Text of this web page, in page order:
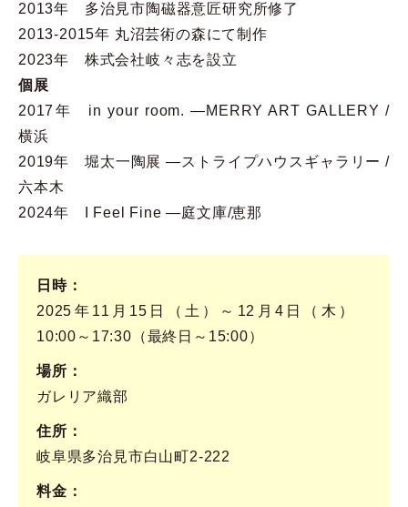
2013年 多治見市陶磁器意匠研究所修了
2013-2015年 丸沼芸術の森にて制作
2023年 株式会社岐々志を設立
個展
2017年 in your room. ―MERRY ART GALLERY /
横浜
2019年 堀太一陶展 ―ストライプハウスギャラリー /
六本木
2024年 I Feel Fine ―庭文庫/恵那
日時
2025年11月15日（土）～12月4日（木）
10:00～17:30（最終日～15:00）
場所
ガレリア織部
住所
岐阜県多治見市白山町2-222
料金